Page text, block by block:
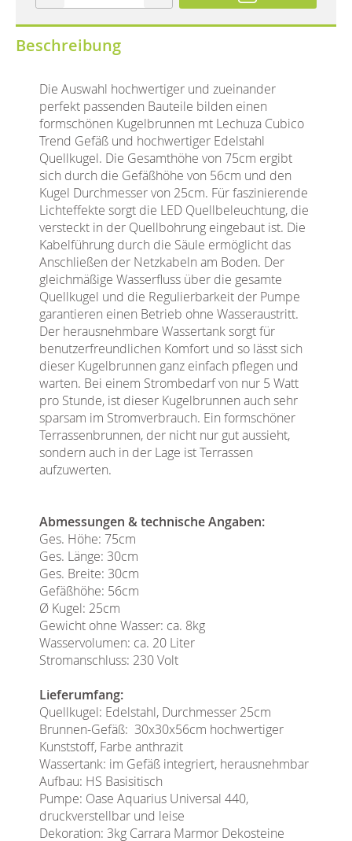
Beschreibung
Die Auswahl hochwertiger und zueinander
perfekt passenden Bauteile bilden einen
formschönen Kugelbrunnen mt Lechuza Cubico
Trend Gefäß und hochwertiger Edelstahl
Quellkugel. Die Gesamthöhe von 75cm ergibt
sich durch die Gefäßhöhe von 56cm und den
Kugel Durchmesser von 25cm. Für faszinierende
Lichteffekte sorgt die LED Quellbeleuchtung, die
versteckt in der Quellbohrung eingebaut ist. Die
Kabelführung durch die Säule ermöglicht das
Anschließen der Netzkabeln am Boden. Der
gleichmäßige Wasserfluss über die gesamte
Quellkugel und die Regulierbarkeit der Pumpe
garantieren einen Betrieb ohne Wasseraustritt.
Der herausnehmbare Wassertank sorgt für
benutzerfreundlichen Komfort und so lässt sich
dieser Kugelbrunnen ganz einfach pflegen und
warten. Bei einem Strombedarf von nur 5 Watt
pro Stunde, ist dieser Kugelbrunnen auch sehr
sparsam im Stromverbrauch. Ein formschöner
Terrassenbrunnen, der nicht nur gut aussieht,
sondern auch in der Lage ist Terrassen
aufzuwerten.
Abmessungen & technische Angaben:
Ges. Höhe: 75cm
Ges. Länge: 30cm
Ges. Breite: 30cm
Gefäßhöhe: 56cm
Ø Kugel: 25cm
Gewicht ohne Wasser: ca. 8kg
Wasservolumen: ca. 20 Liter
Stromanschluss: 230 Volt
Lieferumfang:
Quellkugel: Edelstahl, Durchmesser 25cm
Brunnen-Gefäß: 30x30x56cm hochwertiger
Kunststoff, Farbe anthrazit
Wassertank: im Gefäß integriert, herausnehmbar
Aufbau: HS Basisitisch
Pumpe: Oase Aquarius Universal 440,
druckverstellbar und leise
Dekoration: 3kg Carrara Marmor Dekosteine